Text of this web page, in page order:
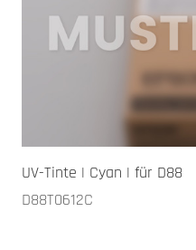
UV-Tinte | Cyan | für D88
D88T0612C